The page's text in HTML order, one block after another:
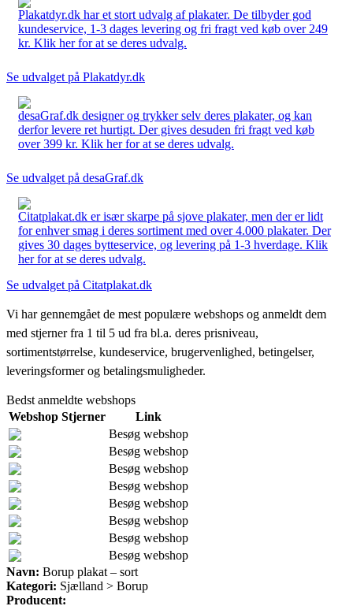
Plakatdyr.dk har et stort udvalg af plakater. De tilbyder god
kundeservice, 1-3 dages levering og fri fragt ved køb over 249
kr. Klik her for at se deres udvalg.
Se udvalget på Plakatdyr.dk
desaGraf.dk designer og trykker selv deres plakater, og kan
derfor levere ret hurtigt. Der gives desuden fri fragt ved køb
over 399 kr. Klik her for at se deres udvalg.
Se udvalget på desaGraf.dk
Citatplakat.dk er især skarpe på sjove plakater, men der er lidt
for enhver smag i deres sortiment med over 4.000 plakater. Der
gives 30 dages bytteservice, og levering på 1-3 hverdage. Klik
her for at se deres udvalg.
Se udvalget på Citatplakat.dk
Vi har gennemgået de mest populære webshops og anmeldt dem
med stjerner fra 1 til 5 ud fra bl.a. deres prisniveau,
sortimentstørrelse, kundeservice, brugervenlighed, betingelser,
leveringsformer og betalingsmuligheder.
Bedst anmeldte webshops
Webshop Stjerner
Link
Besøg webshop
Besøg webshop
Besøg webshop
Besøg webshop
Besøg webshop
Besøg webshop
Besøg webshop
Besøg webshop
Navn: Borup plakat – sort
Kategori: Sjælland > Borup
Producent: